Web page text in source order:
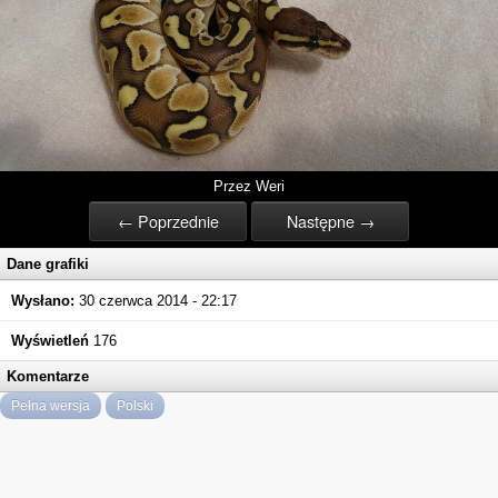
Przez Weri
← Poprzednie Następne →
Dane grafiki
Wysłano: 30 czerwca 2014 - 22:17
Wyświetleń 176
Komentarze
Pełna wersja Polski